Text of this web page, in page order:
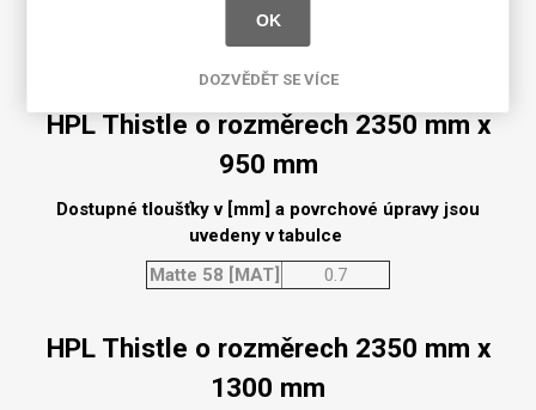
uvedeny v tabulce
Matte 58 [MAT]
HPL Thistle o rozměrech 2350 mm x
950 mm
Dostupné tloušťky v [mm] a povrchové úpravy jsou
uvedeny v tabulce
Matte 58 [MAT]
0.7
HPL Thistle o rozměrech 2350 mm x
1300 mm
OK
DOZVĚDĚT SE VÍCE